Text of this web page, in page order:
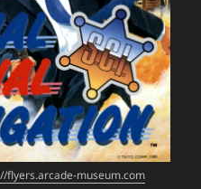
flyers.arcade-museum.com